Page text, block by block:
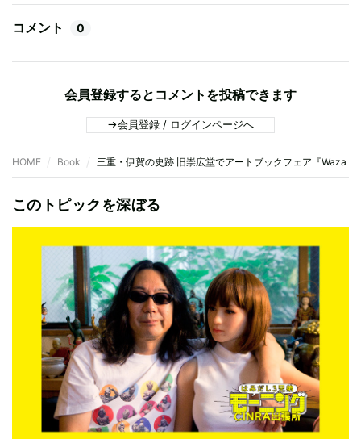
コメント 0
会員登録するとコメントを投稿できます
会員登録 / ログインページへ
HOME Book 三重・伊賀の史跡 旧崇広堂でアートブックフェア『Waza
このトピックを深ぼる